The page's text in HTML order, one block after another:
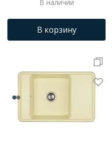
В наличии
В корзину